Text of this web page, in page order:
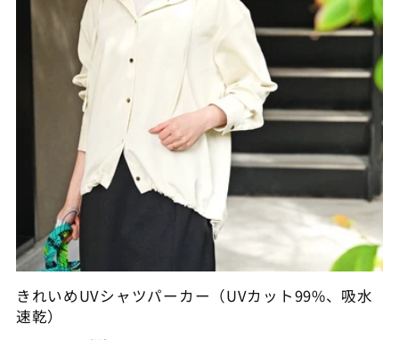
きれいめUVシャツパーカー（UVカット99%、吸水
速乾）